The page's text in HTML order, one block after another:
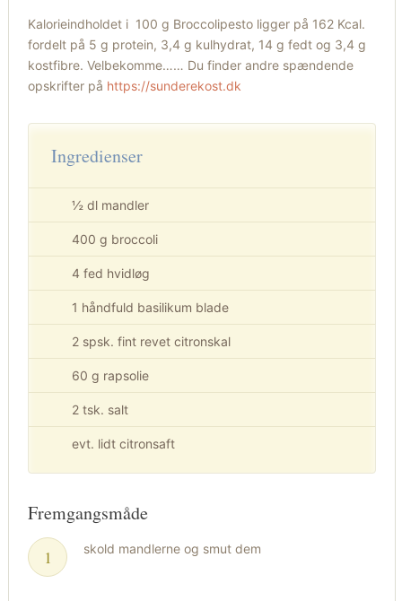
Kalorieindholdet i 100 g Broccolipesto ligger på 162 Kcal.
fordelt på 5 g protein, 3,4 g kulhydrat, 14 g fedt og 3,4 g
kostfibre. Velbekomme…… Du finder andre spændende
opskrifter på https://sunderekost.dk
Ingredienser
½ dl mandler
400 g broccoli
4 fed hvidløg
1 håndfuld basilikum blade
2 spsk. fint revet citronskal
60 g rapsolie
2 tsk. salt
evt. lidt citronsaft
Fremgangsmåde
skold mandlerne og smut dem